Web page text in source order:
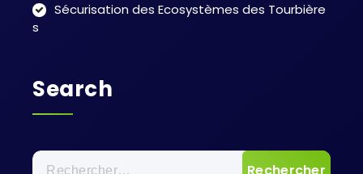
Sécurisation des Ecosystèmes des Tourbière
s
Search